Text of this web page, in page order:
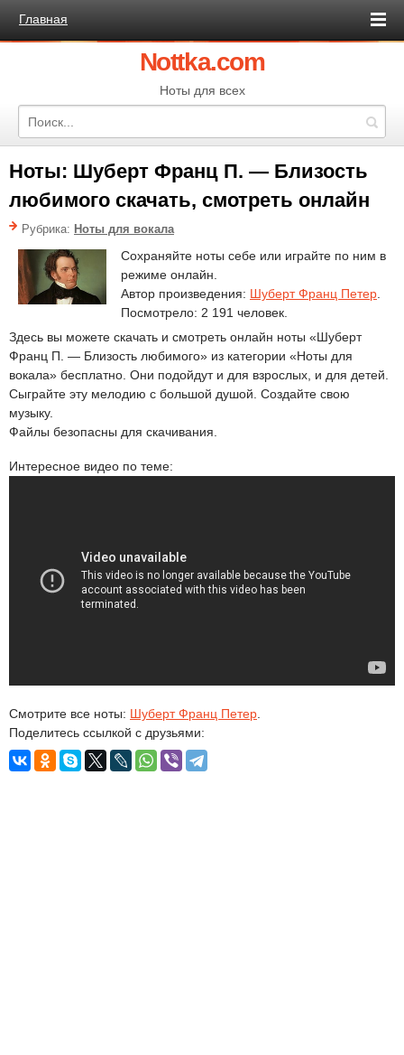
Главная
Nottka.com
Ноты для всех
Ноты: Шуберт Франц П. — Близость
любимого скачать, смотреть онлайн
Рубрика: Ноты для вокала
Сохраняйте ноты себе или играйте по ним в
режиме онлайн.
Автор произведения: Шуберт Франц Петер
Посмотрело: 2 191 человек.
Здесь вы можете скачать и смотреть онлайн ноты «Шуберт
Франц П. — Близость любимого» из категории «Ноты для
вокала» бесплатно. Они подойдут и для взрослых, и для детей.
Сыграйте эту мелодию с большой душой. Создайте свою
музыку.
Файлы безопасны для скачивания.
Интересное видео по теме:
Смотрите все ноты: Шуберт Франц Петер
Поделитесь ссылкой с друзьями: